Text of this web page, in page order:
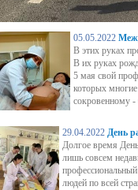
05.05.2022
В этих руках
В их руках
5 мая свой
которых
сокровенному -
29.04.2022 День
Долгое время
лишь совсем
людей по всей